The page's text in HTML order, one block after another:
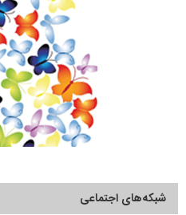
شبکه‌های اجتماعی